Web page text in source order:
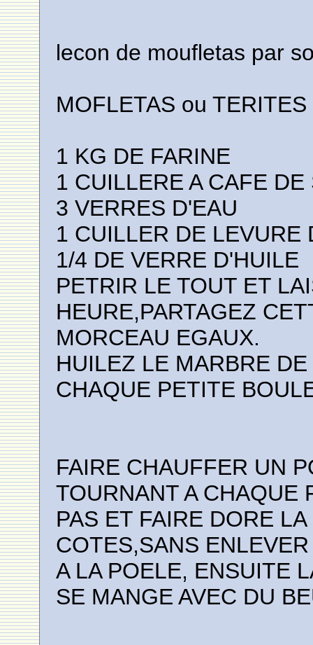
lecon de moufletas par
MOFLETAS ou
1 KG DE FARINE
1 CUILLERE A CAFE DE
3 VERRES D'EAU
1 CUILLER DE LEVURE
1/4 DE VERRE D'HUILE
PETRIR LE TOUT ET
HEURE,PARTAGEZ
MORCEAU EGAUX.
HUILEZ LE MARBRE
CHAQUE PETITE
FAIRE CHAUFFER UN
TOURNANT A CHAQUE
PAS ET FAIRE DORE
COTES,SANS
A LA POELE, ENSUITE
SE MANGE AVEC DU